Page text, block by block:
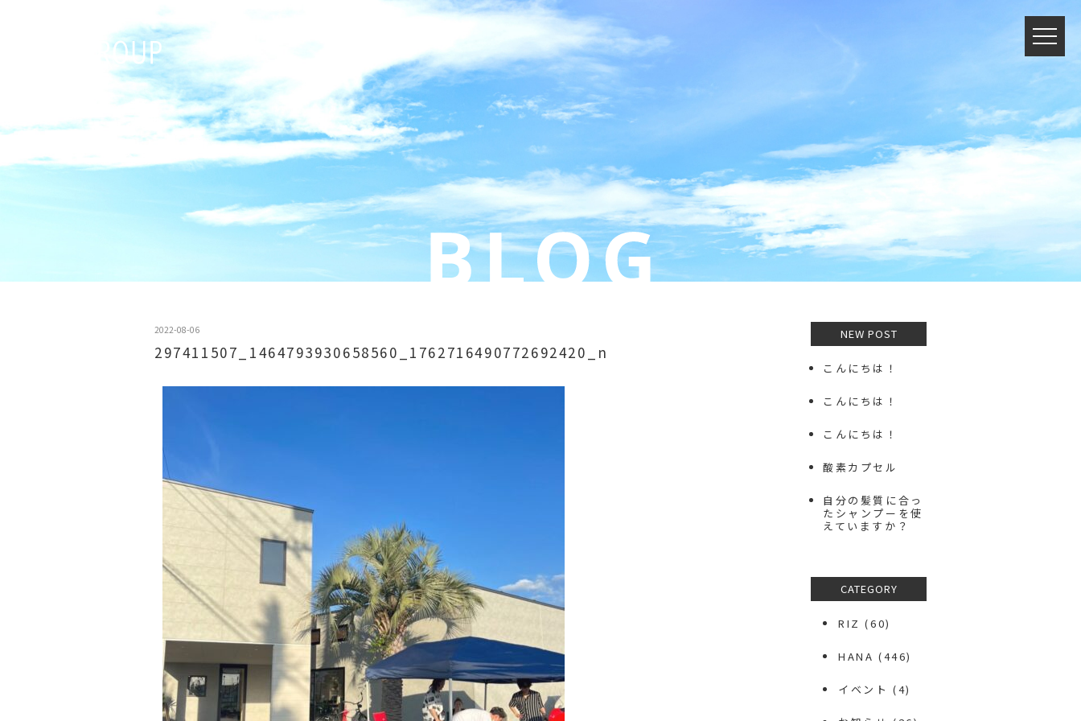
2022-08-06
297411507_1464793930658560_1762716490772692420_n
NEW POST
こんにちは！
こんにちは！
こんにちは！
酸素カプセル
自分の髪質に合っ
たシャンプーを使
えていますか？
CATEGORY
RIZ (60)
HANA (446)
イベント (4)